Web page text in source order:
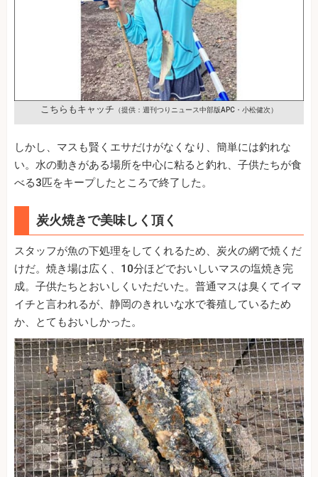
こちらもキャッチ （提供：週刊つりニュース中部版APC・小松健次）
しかし、マスも賢くエサだけがなくなり、簡単には釣れな
い。水の動きがある場所を中心に粘ると釣れ、子供たちが食
べる3匹をキープしたところで終了した。
炭火焼きで美味しく頂く
スタッフが魚の下処理をしてくれるため、炭火の網で焼くだ
けだ。焼き場は広く、10分ほどでおいしいマスの塩焼き完
成。子供たちとおいしくいただいた。普通マスは臭くてイマ
イチと言われるが、静岡のきれいな水で養殖しているため
か、とてもおいしかった。